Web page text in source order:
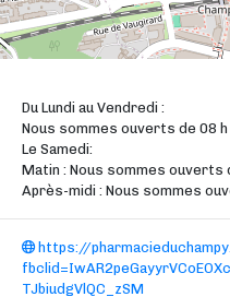
Du Lundi au Vendredi :
Nous sommes ouverts de 08 h
Le Samedi:
Matin : Nous sommes ouverts
Après-midi : Nous sommes
https://
TJbiudgVlQC_zSM